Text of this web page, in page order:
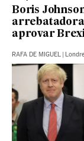
Boris
aprovar
RAFA DE MIGUEL |